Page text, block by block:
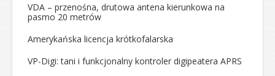
VDA – przenośna, drutowa antena kierunkowa na
pasmo 20 metrów
Amerykańska licencja krótkofalarska
VP-Digi: tani i funkcjonalny kontroler digipeatera APRS